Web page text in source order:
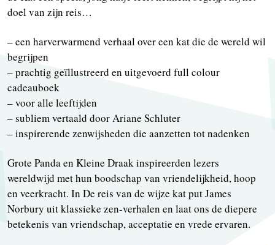
doel van zijn reis…
– een harverwarmend verhaal over een kat die de wereld wil
begrijpen
– prachtig geïllustreerd en uitgevoerd full colour
cadeauboek
– voor alle leeftijden
– subliem vertaald door Ariane Schluter
– inspirerende zenwijsheden die aanzetten tot nadenken
Grote Panda en Kleine Draak inspireerden lezers
wereldwijd met hun boodschap van vriendelijkheid, hoop
en veerkracht. In De reis van de wijze kat put James
Norbury uit klassieke zen-verhalen en laat ons de diepere
betekenis van vriendschap, acceptatie en vrede ervaren.